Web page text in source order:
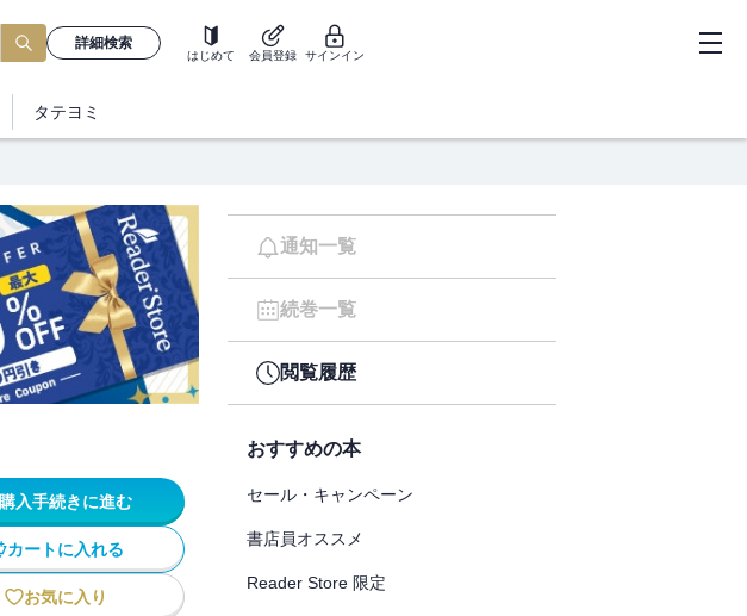
詳細検索
はじめて 会員登録 サインイン
タテヨミ
購入手続きに進む
カートに入れる
お気に入り
通知一覧
続巻一覧
閲覧履歴
おすすめの本
セール・キャンペーン
書店員オススメ
Reader Store 限定